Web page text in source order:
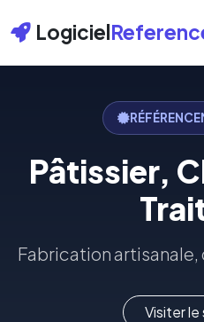
Logiciel
Pâtissier,
Fabrication
Visiter le